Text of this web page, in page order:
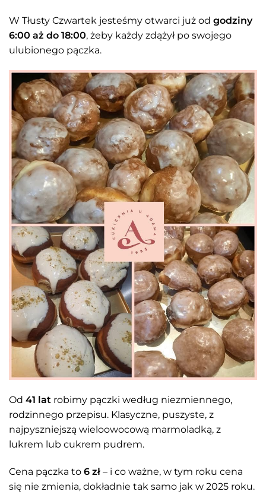
W Tłusty Czwartek jesteśmy otwarci już od godziny
6:00 aż do 18:00, żeby każdy zdążył po swojego
ulubionego pączka.
Od 41 lat robimy pączki według niezmiennego,
rodzinnego przepisu. Klasyczne, puszyste, z
najpyszniejszą wieloowocową marmoladką, z
lukrem lub cukrem pudrem.
Cena pączka to 6 zł – i co ważne, w tym roku cena
się nie zmienia, dokładnie tak samo jak w 2025 roku.